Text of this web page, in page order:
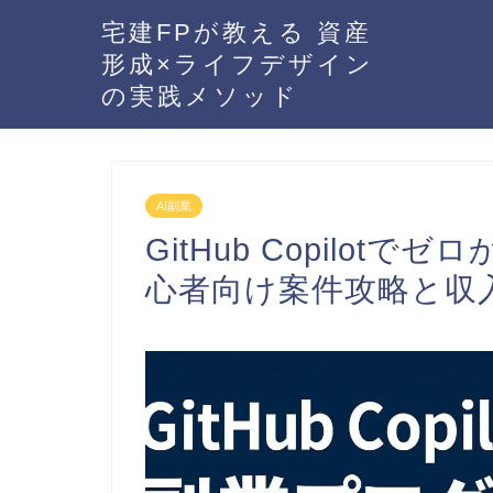
宅建FPが教える 資産
形成×ライフデザイン
の実践メソッド
AI副業
GitHub Copilotでゼロ
心者向け案件攻略と収